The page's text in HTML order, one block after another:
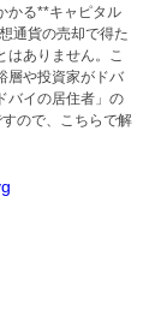
かる**キャピタル
通貨の売却で得た
はありません。こ
層や投資家がドバ
バイの居住者」の
ので、こちらで解